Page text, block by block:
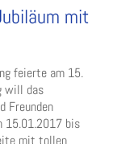
mit
feierte am 15.
will das
Freunden
15.01.2017 bis
mit tollen